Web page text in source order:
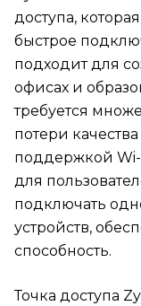
доступа,
быстрое
подходит для
офисах и
требуется
потери
поддержкой Wi-
для
подключать
устройств,
способность.
Точка доступа